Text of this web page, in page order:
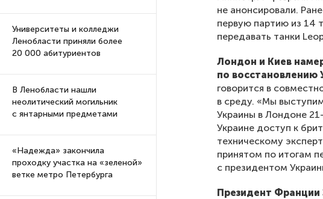
Университеты и колледжи
Ленобласти приняли более
20 000 абитуриентов
В Ленобласти нашли
неолитический могильник
с янтарными предметами
«Надежда» закончила
проходку участка на «зеленой»
ветке метро Петербурга
не анонсировали.
первую партию из 14
передавать танки
Лондон и Киев
по восстановлению
говорится в
в среду. «Мы
Украины в Лондоне
Украине доступ к
техническому
принятом по итогам
с президентом
Президент